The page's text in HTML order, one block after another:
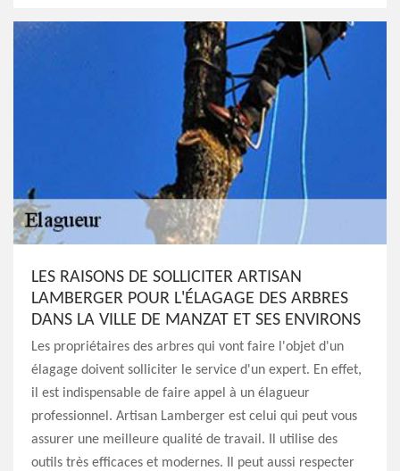
LES RAISONS DE SOLLICITER ARTISAN
LAMBERGER POUR L'ÉLAGAGE DES ARBRES
DANS LA VILLE DE MANZAT ET SES ENVIRONS
Les propriétaires des arbres qui vont faire l'objet d'un
élagage doivent solliciter le service d'un expert. En effet,
il est indispensable de faire appel à un élagueur
professionnel. Artisan Lamberger est celui qui peut vous
assurer une meilleure qualité de travail. Il utilise des
outils très efficaces et modernes. Il peut aussi respecter